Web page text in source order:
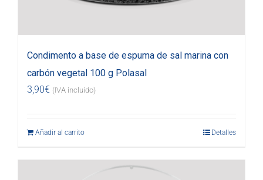
Condimento a base de espuma de sal marina con
carbón vegetal 100 g Polasal
3,90€ (IVA incluido)
Añadir al carrito Detalles